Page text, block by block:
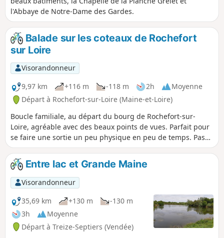
l'Abbaye de Notre-Dame des Gardes.
Balade sur les coteaux de Rochefort
sur Loire
Visorandonneur
9,97 km
+116 m -118 m 2h
Moyenne
Départ à Rochefort-sur-Loire (Maine-et-Loire)
Boucle familiale, au départ du bourg de Rochefort-sur-
Loire, agréable avec des beaux points de vues. Parfait pour
se faire une sortie un peu physique en peu de temps. Pas
de réelle difficulté technique hormis une ou deux montées
qu'il faudra terminer à pied et des descentes sympathiques
avec cailloux.
Entre lac et Grande Maine
Visorandonneur
35,69 km
+130 m
-130 m
3h
Moyenne
Départ à Treize-Septiers (Vendée)